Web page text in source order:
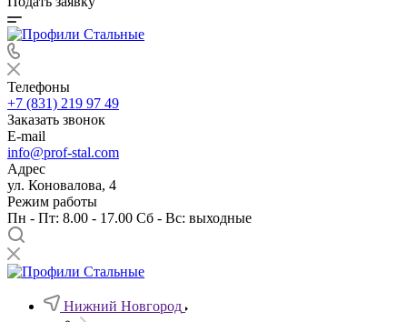
Телефоны
+7 (831) 219 97 49
Заказать звонок
E-mail
info@prof-stal.com
Адрес
ул. Коновалова, 4
Режим работы
Пн - Пт: 8.00 - 17.00 Сб - Вс: выходные
Нижний Новгород